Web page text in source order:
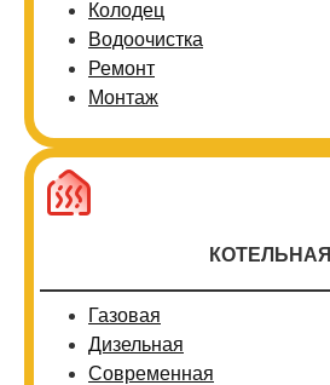
Колодец
Водоочистка
Ремонт
Монтаж
КОТЕЛЬНАЯ
Газовая
Дизельная
Современная